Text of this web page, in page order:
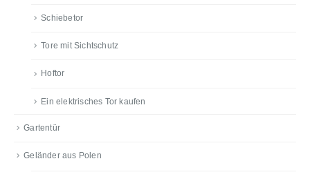
Schiebetor
Tore mit Sichtschutz
Hoftor
Ein elektrisches Tor kaufen
Gartentür
Geländer aus Polen